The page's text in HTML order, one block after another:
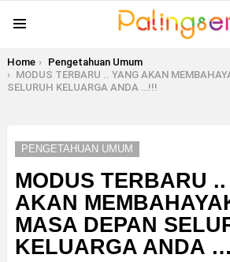
You are here:
Home
Pengetahuan Umum
MODUS TERBARU .. YANG AKAN
SELURUH KELUARGA ANDA …!!!
PENGETAHUAN UMUM
MODUS TERBARU
AKAN
MASA DEPAN
KELUARGA ANDA